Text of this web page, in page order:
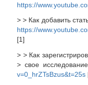
https://
> > Как добавить
https://
[1]
> > Как
> свое
v=0_hrZTsBzus&t=25s